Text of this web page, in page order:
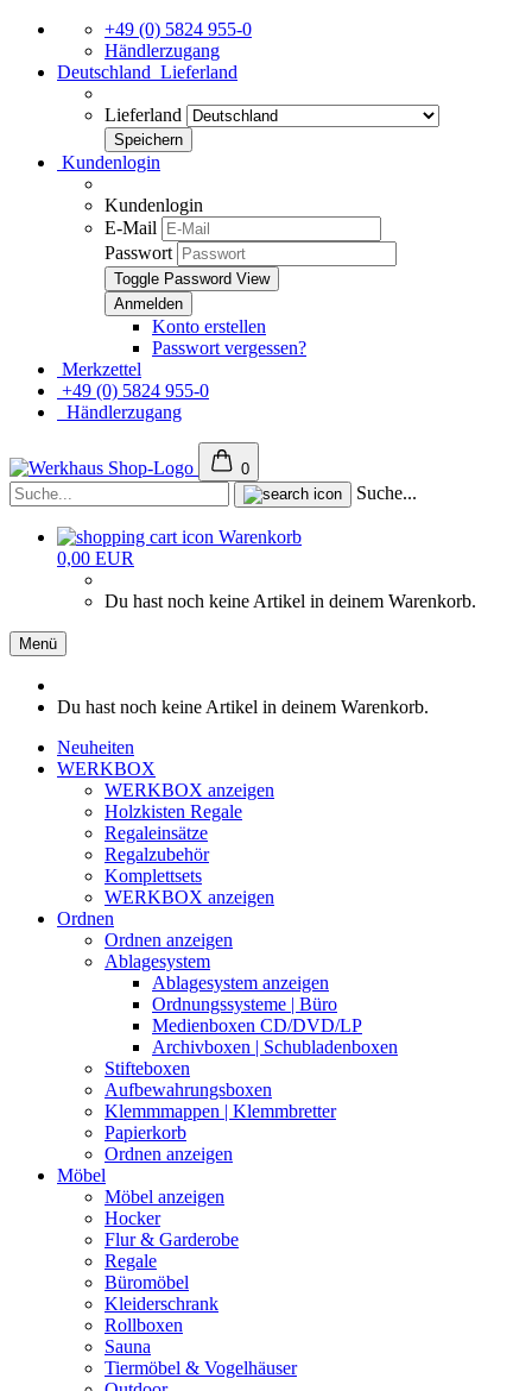
+49 (0) 5824 955-0
Händlerzugang
Deutschland Lieferland
Lieferland
Kundenlogin
Kundenlogin
E-Mail
Passwort
Toggle Password View
Konto erstellen
Passwort vergessen?
Merkzettel
+49 (0) 5824 955-0
Händlerzugang
0
Suche...
Warenkorb
0,00 EUR
Du hast noch keine Artikel in deinem Warenkorb.
Menü
Du hast noch keine Artikel in deinem Warenkorb.
Neuheiten
WERKBOX
WERKBOX anzeigen
Holzkisten Regale
Regaleinsätze
Regalzubehör
Komplettsets
WERKBOX anzeigen
Ordnen
Ordnen anzeigen
Ablagesystem
Ablagesystem anzeigen
Ordnungssysteme | Büro
Medienboxen CD/DVD/LP
Archivboxen | Schubladenboxen
Stifteboxen
Aufbewahrungsboxen
Klemmmappen | Klemmbretter
Papierkorb
Ordnen anzeigen
Möbel
Möbel anzeigen
Hocker
Flur & Garderobe
Regale
Büromöbel
Kleiderschrank
Rollboxen
Sauna
Tiermöbel & Vogelhäuser